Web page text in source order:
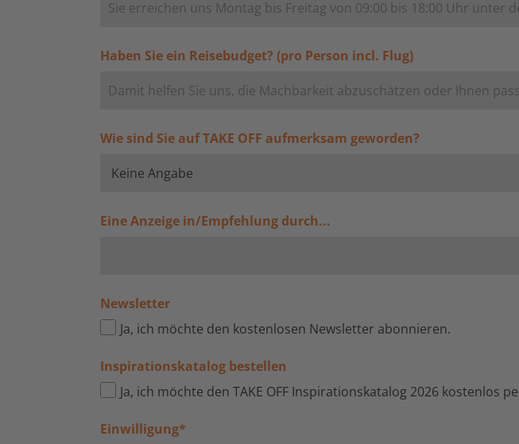
Haben Sie ein Reisebudget? (pro Person incl. Flug)
Wie sind Sie auf TAKE OFF aufmerksam geworden?
Eine Anzeige in/Empfehlung durch...
Newsletter
Ja, ich möchte den kostenlosen Newsletter abonnieren.
Inspirationskatalog bestellen
Ja, ich möchte den TAKE OFF Inspirationskatalog 2026 kostenlos
Einwilligung*